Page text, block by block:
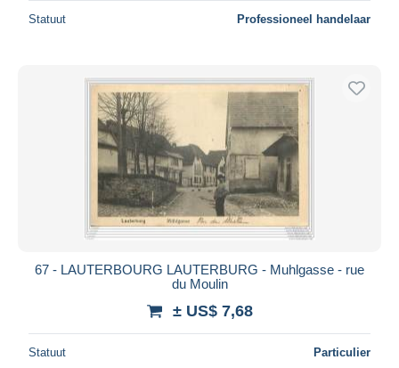
Statuut Professioneel handelaar
67 - LAUTERBOURG LAUTERBURG - Muhlgasse - rue
du Moulin
± US$ 7,68
Statuut Particulier